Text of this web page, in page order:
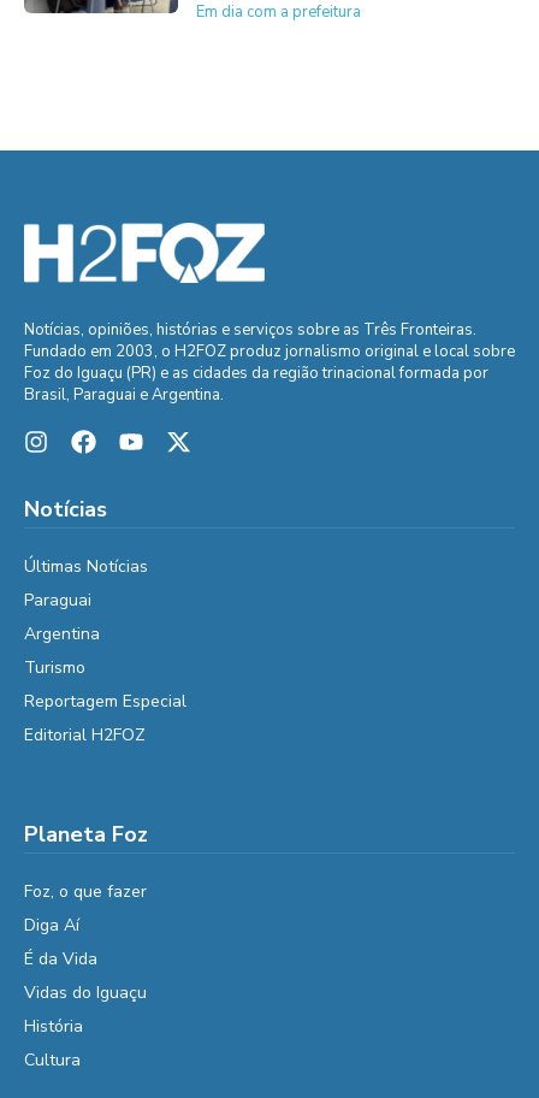
Em dia com a prefeitura
Notícias, opiniões, histórias e serviços sobre as Três Fronteiras.
Fundado em 2003, o H2FOZ produz jornalismo original e local sobre
Foz do Iguaçu (PR) e as cidades da região trinacional formada por
Brasil, Paraguai e Argentina.
Notícias
Últimas Notícias
Paraguai
Argentina
Turismo
Reportagem Especial
Editorial H2FOZ
Planeta Foz
Foz, o que fazer
Diga Aí
É da Vida
Vidas do Iguaçu
História
Cultura